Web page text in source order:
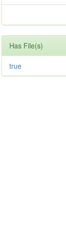
Has File(s)
true